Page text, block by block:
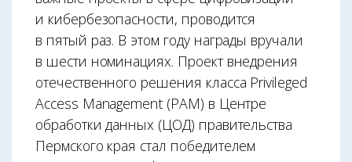
и кибербезопасности, проводится
в пятый раз. В этом году награды вручали
в шести номинациях. Проект внедрения
отечественного решения класса Privileged
Access Management (PAM) в Центре
обработки данных (ЦОД) правительства
Пермского края стал победителем